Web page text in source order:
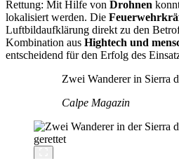
Rettung: Mit Hilfe von Drohnen
lokalisiert werden. Die
Luftbildaufklärung direkt zu den
Kombination aus Hightech und
entscheidend für den Erfolg des
Zwei Wanderer in Sierra
Calpe Magazin